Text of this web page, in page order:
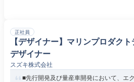
正社員
【デザイナー】マリンプロダク
デザイナー
スズキ株式会社
■先行開発及び量産車開発において、エ